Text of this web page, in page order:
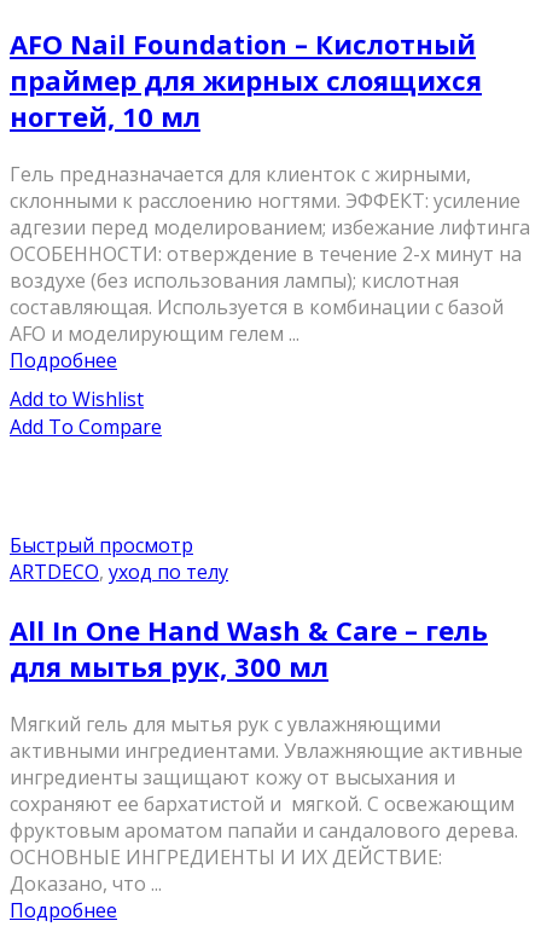
AFO Nail Foundation – Кислотный
праймер для жирных слоящихся
ногтей, 10 мл
Гель предназначается для клиенток с жирными,
склонными к расслоению ногтями. ЭФФЕКТ: усиление
адгезии перед моделированием; избежание лифтинга
ОСОБЕННОСТИ: отверждение в течение 2-х минут на
воздухе (без использования лампы); кислотная
составляющая. Используется в комбинации с базой
AFO и моделирующим гелем ...
Подробнее
Add to Wishlist
Add To Compare
Быстрый просмотр
ARTDECO, уход по телу
All In One Hand Wash & Care – гель
для мытья рук, 300 мл
Мягкий гель для мытья рук с увлажняющими
активными ингредиентами. Увлажняющие активные
ингредиенты защищают кожу от высыхания и
сохраняют ее бархатистой и мягкой. С освежающим
фруктовым ароматом папайи и сандалового дерева.
ОСНОВНЫЕ ИНГРЕДИЕНТЫ И ИХ ДЕЙСТВИЕ:
Доказано, что ...
Подробнее